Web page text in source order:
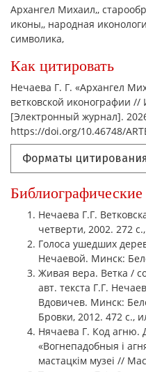
Архангел Михаил,
иконы, народная
символика,
Как цитировать
Нечаева Г. Г. «Архангел
ветковской иконографии //
[Электронный журнал].
https://doi.org/10.46748/
Форматы цитирования
Нечаева Г.Г.
четверти, 2002. 272
Голоса ушедших
Нечаевой. Минск:
Живая вера. Ветка /
авт. текста Г.Г.
Вдовичев. Минск:
Бровки, 2012. 472 с.,
Нячаева Г. Код агню.
«Вогнепадобныя і
мастацкім музеі //